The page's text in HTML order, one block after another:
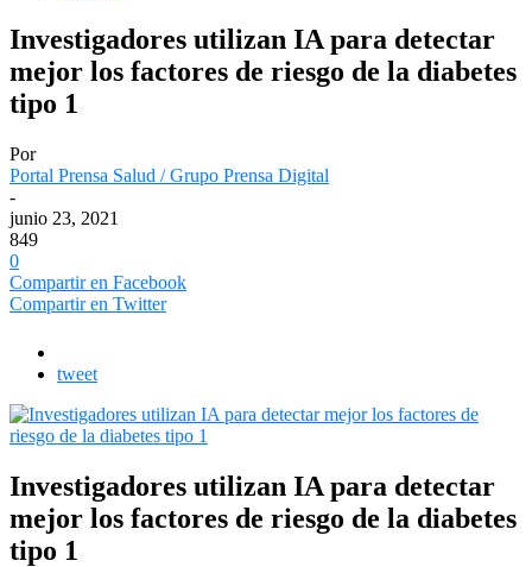
Investigadores utilizan IA para detectar
mejor los factores de riesgo de la diabetes
tipo 1
Por
Portal Prensa Salud / Grupo Prensa Digital
-
junio 23, 2021
849
0
Compartir en Facebook
Compartir en Twitter
tweet
Investigadores utilizan IA para detectar
mejor los factores de riesgo de la diabetes
tipo 1